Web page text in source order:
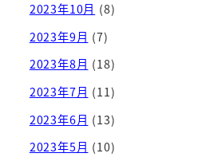
2023年10月 (8)
2023年9月 (7)
2023年8月 (18)
2023年7月 (11)
2023年6月 (13)
2023年5月 (10)